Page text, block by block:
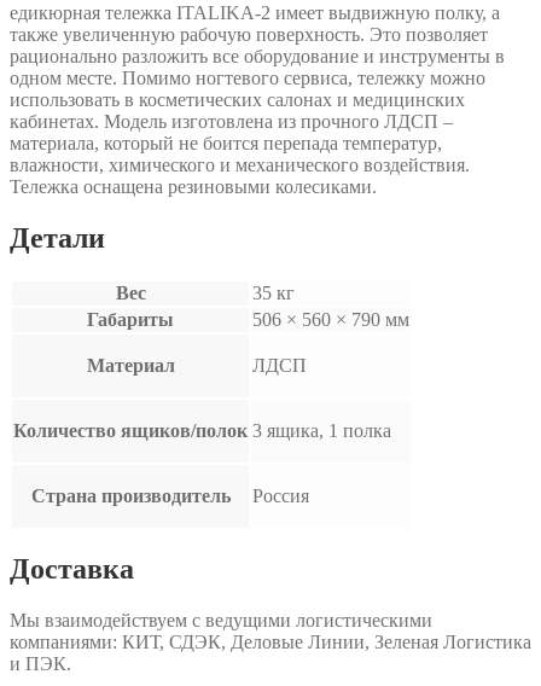
едикюрная тележка ITALIKA-2 имеет выдвижную полку, а
также увеличенную рабочую поверхность. Это позволяет
рационально разложить все оборудование и инструменты в
одном месте. Помимо ногтевого сервиса, тележку можно
использовать в косметических салонах и медицинских
кабинетах. Модель изготовлена из прочного ЛДСП –
материала, который не боится перепада температур,
влажности, химического и механического воздействия.
Тележка оснащена резиновыми колесиками.
Детали
Вес
35 кг
Габариты
506 × 560 × 790 мм
Материал ЛДСП
Количество ящиков/полок 3 ящика, 1 полка
Страна производитель Россия
Доставка
Мы взаимодействуем с ведущими логистическими
компаниями: КИТ, СДЭК, Деловые Линии, Зеленая Логистика
и ПЭК.